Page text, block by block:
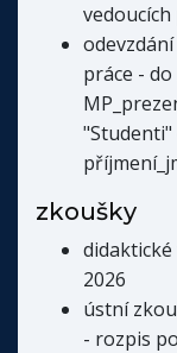
vedoucích
práce - do
zkoušky
didaktické
2026
ústní
- rozpis